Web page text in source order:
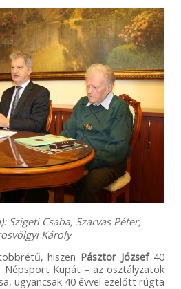
Szigeti Csaba, Szarvas Péter,
Károly
hiszen Pásztor József40
Kupát – az osztályzatok
ugyancsak 40 évvel ezelőtt rúgta